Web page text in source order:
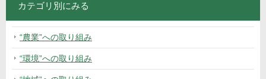
カテゴリ別にみる
“農業”への取り組み
“環境”への取り組み